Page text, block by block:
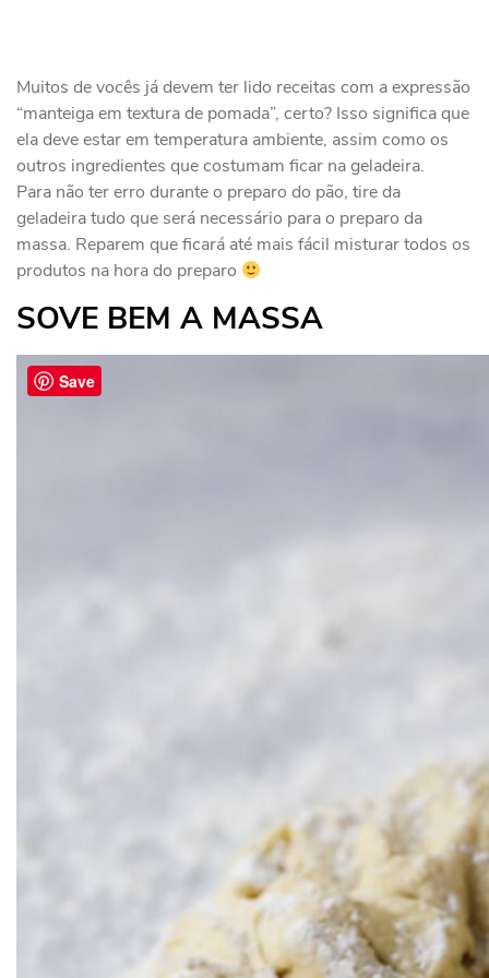
Muitos de vocês já devem ter lido receitas com a expressão
“manteiga em textura de pomada”, certo? Isso significa que
ela deve estar em temperatura ambiente, assim como os
outros ingredientes que costumam ficar na geladeira.
Para não ter erro durante o preparo do pão, tire da
geladeira tudo que será necessário para o preparo da
massa. Reparem que ficará até mais fácil misturar todos os
produtos na hora do preparo
SOVE BEM A MASSA
Save